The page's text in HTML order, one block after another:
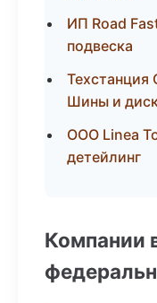
ИП Road
подвеска
Техстанция
Шины и
ООО Linea
детейлинг
Компании